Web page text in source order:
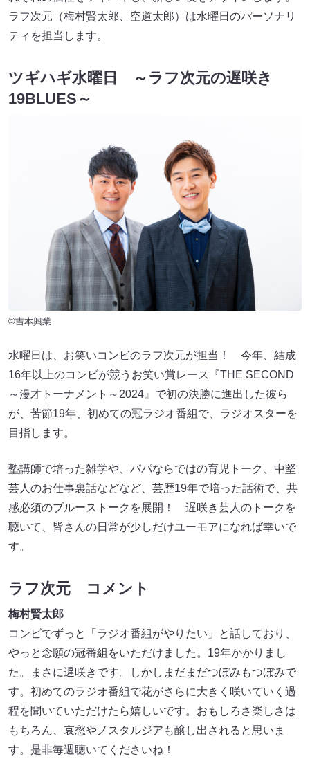
ラフ次元（梅村賢太郎、空道太郎）は水曜日のパーソナリ
ティを担当します。
ツギハギ水曜日 ～ラフ次元の遅咲き
19BLUES～
©吉本興業
水曜日は、お笑いコンビのラフ次元が担当！ 今年、結成
16年以上のコンビが競うお笑い賞レース『THE SECOND
～漫才トーナメント～2024』で初の決勝に進出した彼ら
が、苦節19年、初めての冠ラジオ番組で、ラジオスターを
目指します。
塾講師で培った雑学や、パパならではの育児トーク、中堅
芸人のお仕事裏話などなど、芸歴19年で培った話術で、共
感必須のブルーストークを展開！ 遅咲き芸人のトークを
聴いて、皆さんの日常が少しだけユーモアになれば幸いで
す。
ラフ次元 コメント
梅村賢太郎
コンビでずっと「ラジオ番組がやりたい」と話しており、
やっと念願の冠番組をいただけました。19年かかりまし
た。まさに遅咲きです。しかしまだまだつぼみもつぼみで
す。初めてのラジオ番組で花がさらに大きく咲いていく過
程を聞いていただけたら嬉しいです。おもしろさ楽しさは
もちろん、哀愁やノスタルジアも醸し出されると思いま
す。是非毎週聴いてくださいね！